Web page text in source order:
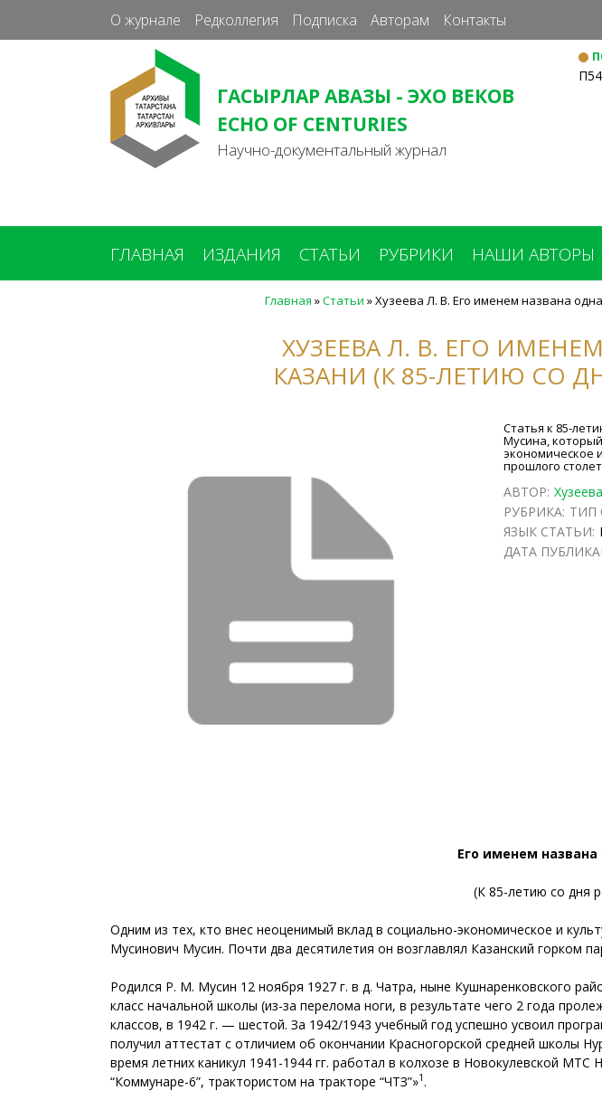
к
основному
О журнале Редколлегия Подписка Авторам Контакты
ГАСЫРЛАР АВАЗЫ - ЭХО ВЕКОВ
ECHO OF CENTURIES
Научно-документальный журнал
ГЛАВНАЯ ИЗДАНИЯ СТАТЬИ РУБРИКИ НАШИ АВТОРЫ
Главная »Статьи »Хузеева Л. В. Его именем названа
ХУЗЕЕВА Л. В. ЕГО
КАЗАНИ (К 85-ЛЕТИЮ СО
Статья к 85-
Мусина,
экономическое
прошлого
АВТОР:
РУБРИКА: ТИП
ЯЗЫК СТАТЬИ:
ДАТА
Его именем названа
(К 85-летию со дня
Одним из тех, кто внес неоценимый вклад в социально-экономическое и
Мусинович Мусин. Почти два десятилетия он возглавлял Казанский горком
Родился Р. М. Мусин 12 ноября 1927 г. в д. Чатра, ныне Кушнаренковского
класс начальной школы (из-за перелома ноги, в результате чего 2 года
классов, в 1942 г. — шестой. За 1942/1943 учебный год успешно усвоил
получил аттестат с отличием об окончании Красногорской средней школы
время летних каникул 1941-1944 гг. работал в колхозе в Новокулевской
“Коммунаре-6”, трактористом на тракторе “ЧТЗ”»1 .